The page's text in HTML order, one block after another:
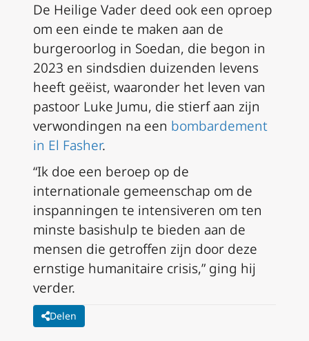
De Heilige Vader deed ook een oproep
om een einde te maken aan de
burgeroorlog in Soedan, die begon in
2023 en sindsdien duizenden levens
heeft geëist, waaronder het leven van
pastoor Luke Jumu, die stierf aan zijn
verwondingen na een bombardement
in El Fasher.
“Ik doe een beroep op de
internationale gemeenschap om de
inspanningen te intensiveren om ten
minste basishulp te bieden aan de
mensen die getroffen zijn door deze
ernstige humanitaire crisis,” ging hij
verder.
Delen